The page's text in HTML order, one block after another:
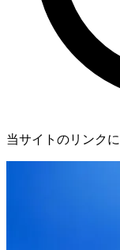
当サイトのリンク